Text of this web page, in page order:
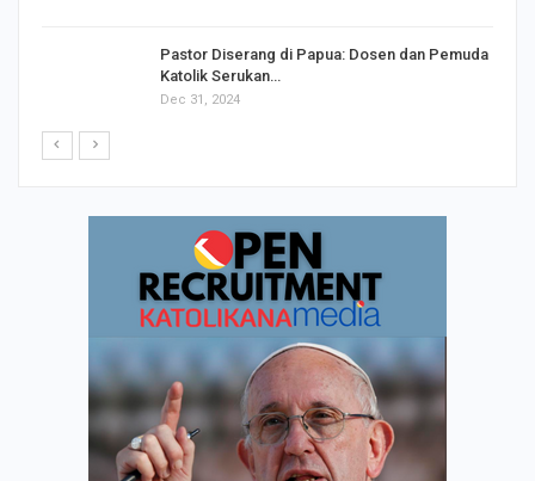
Pastor Diserang di Papua: Dosen dan Pemuda
Katolik Serukan…
Dec 31, 2024